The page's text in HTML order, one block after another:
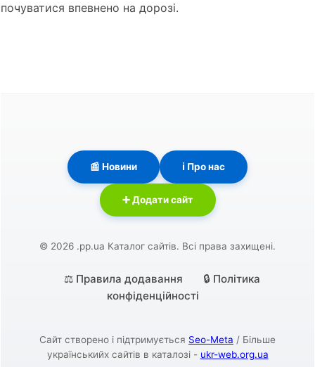
почуватися впевнено на дорозі.
📰 Новини ℹ️ Про нас
➕ Додати сайт
© 2026 .pp.ua Каталог сайтів. Всі права захищені.
⚖️ Правила додавання
🔒 Політика
конфіденційності
Сайт створено і підтримується Seo-Meta / Більше
українськийх сайтів в каталозі - ukr-web.org.ua